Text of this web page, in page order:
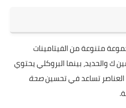
متنوعة من الفيتامينات
ك والحديد، بينما البروكلي يحتوي
العناصر تساعد في تحسينصحة